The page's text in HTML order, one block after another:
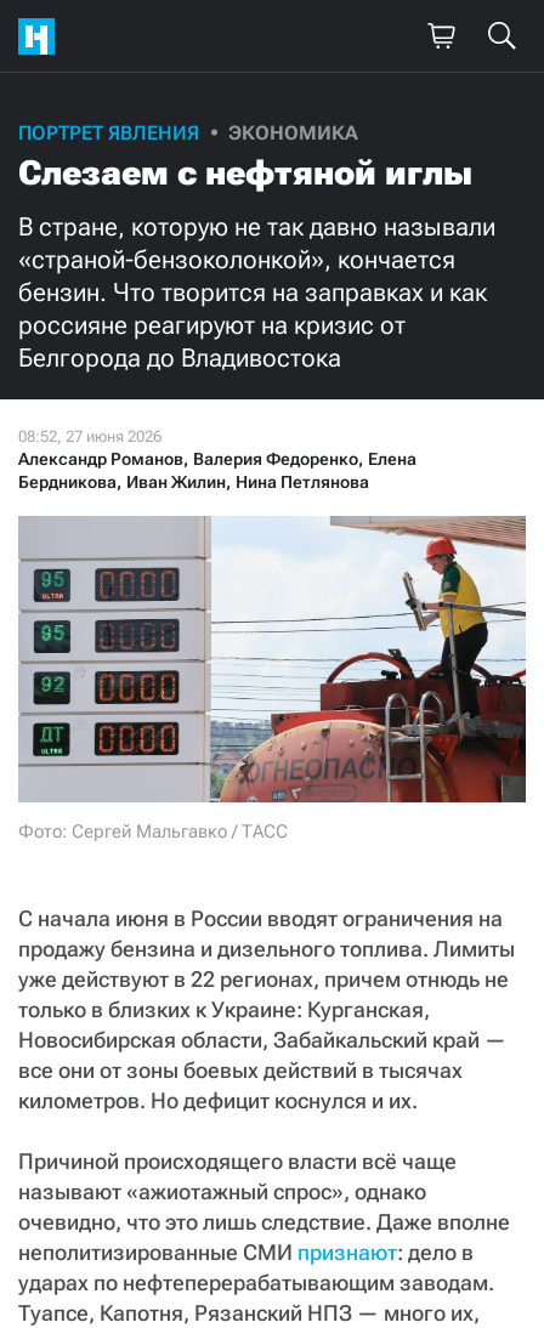
ПОРТРЕТ ЯВЛЕНИЯ ЭКОНОМИКА
Слезаем с нефтяной иглы
В стране, которую не так давно называли
«страной-бензоколонкой», кончается
бензин. Что творится на заправках и как
россияне реагируют на кризис от
Белгорода до Владивостока
Александр Романов, Валерия Федоренко, Елена
Бердникова, Иван Жилин, Нина Петлянова
Фото: Сергей Мальгавко / ТАСС
С начала июня в России вводят ограничения на
продажу бензина и дизельного топлива. Лимиты
уже действуют в 22 регионах, причем отнюдь не
только в близких к Украине: Курганская,
Новосибирская области, Забайкальский край —
все они от зоны боевых действий в тысячах
километров. Но дефицит коснулся и их.
Причиной происходящего власти всё чаще
называют «ажиотажный спрос», однако
очевидно, что это лишь следствие. Даже вполне
неполитизированные СМИ признают: дело в
ударах по нефтеперерабатывающим заводам.
Туапсе, Капотня, Рязанский НПЗ — много их,
Поддержите
нашу работу!
Ежемесячно Разово
3000 1000
500
Нажимая кнопку «Стать соучастником»,
ПОДЕЛИТЬСЯ С ДРУЗЬЯМИ
Если у вас есть вопросы, пишите donate@novayagazeta.ru или
звоните:
+7 (929) 612-03-68